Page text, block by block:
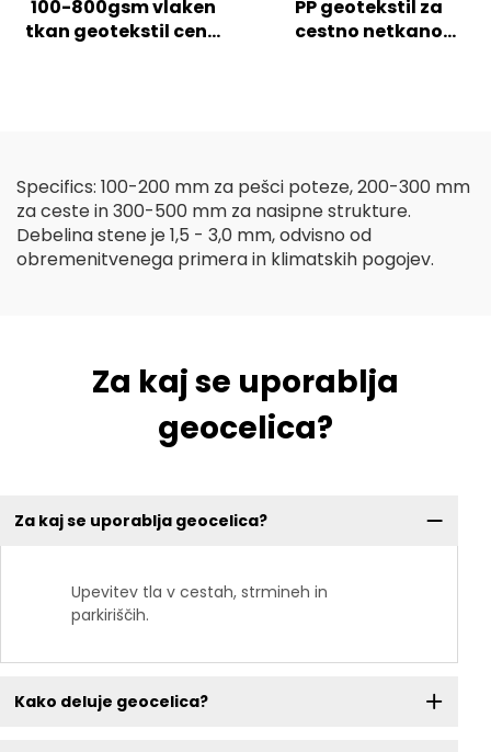
100-800gsm vlaken
tkan geotekstil cena
PP geotekstil za
cestno netkano
Specifics: 100-200 mm za pešci poteze, 200-300 mm
za ceste in 300-500 mm za nasipne strukture.
Debelina stene je 1,5 - 3,0 mm, odvisno od
obremenitvenega primera in klimatskih pogojev.
Za kaj se uporablja
geocelica?
Za kaj se uporablja geocelica?
Upevitev tla v cestah, strmineh in
parkiriščih.
Kako deluje geocelica?